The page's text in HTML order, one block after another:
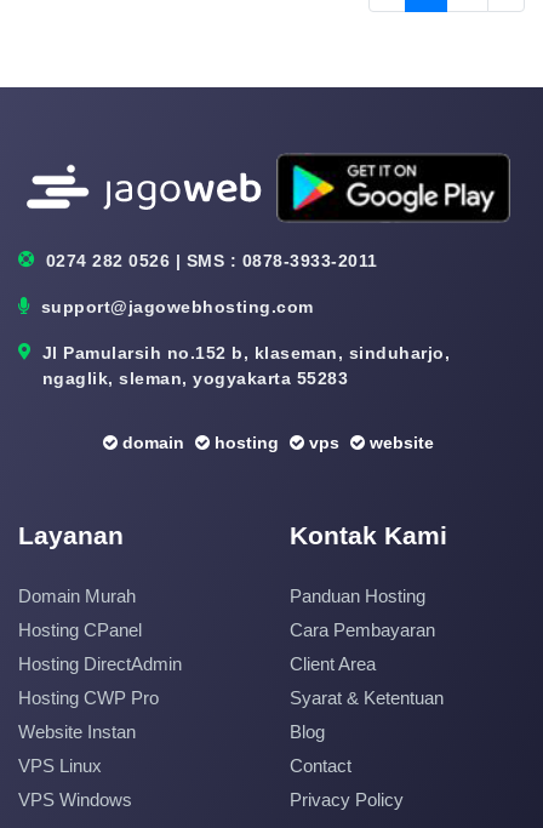
0274 282 0526 | SMS : 0878-3933-2011
support@jagowebhosting.com
Jl Pamularsih no.152 b, klaseman, sinduharjo,
ngaglik, sleman, yogyakarta 55283
domain hosting vps website
Layanan
Domain Murah
Hosting CPanel
Hosting DirectAdmin
Hosting CWP Pro
Website Instan
VPS Linux
VPS Windows
Kontak Kami
Panduan Hosting
Cara Pembayaran
Client Area
Syarat & Ketentuan
Blog
Contact
Privacy Policy